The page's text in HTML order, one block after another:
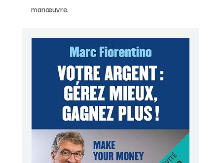
manœuvre.